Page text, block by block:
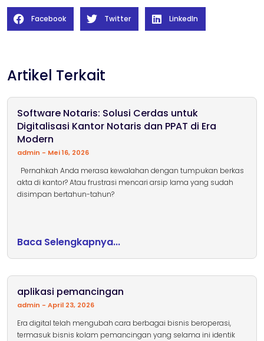
Facebook Twitter LinkedIn
Artikel Terkait
Software Notaris: Solusi Cerdas untuk
Digitalisasi Kantor Notaris dan PPAT di Era
Modern
admin Mei 16, 2026
Pernahkah Anda merasa kewalahan dengan tumpukan berkas
akta di kantor? Atau frustrasi mencari arsip lama yang sudah
disimpan bertahun-tahun?
Baca Selengkapnya...
aplikasi pemancingan
admin April 23, 2026
Era digital telah mengubah cara berbagai bisnis beroperasi,
termasuk bisnis kolam pemancingan yang selama ini identik